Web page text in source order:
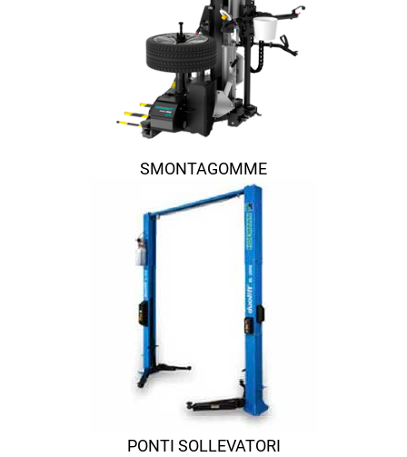
SMONTAGOMME
PONTI SOLLEVATORI